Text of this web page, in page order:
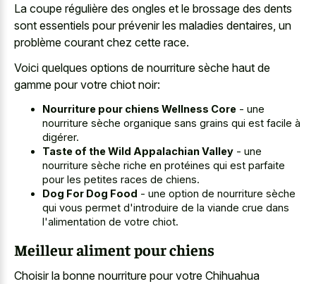
La coupe régulière des ongles et le brossage des dents
sont essentiels pour prévenir les maladies dentaires, un
problème courant chez cette race.
Voici quelques options de nourriture sèche haut de
gamme pour votre chiot noir:
Nourriture pour chiens Wellness Core - une
nourriture sèche organique sans grains qui est facile à
digérer.
Taste of the Wild Appalachian Valley - une
nourriture sèche riche en protéines qui est parfaite
pour les petites races de chiens.
Dog For Dog Food - une option de nourriture sèche
qui vous permet d'introduire de la viande crue dans
l'alimentation de votre chiot.
Meilleur aliment pour chiens
Choisir la bonne nourriture pour votre Chihuahua